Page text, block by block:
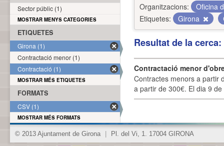
Organitzacions:
Oficina
Etiquetes:
Girona
Resultat de la
Contractació menor
Contractes menors a partir
a partir de 300€. El dia 9
Sector públic (1)
MOSTRAR MENYS CATEGORIES
ETIQUETES
Girona (1)
Contractació menor (1)
Contractació (1)
MOSTRAR MÉS ETIQUETES
FORMATS
CSV (1)
MOSTRAR MÉS FORMATS
© 2013 Ajuntament de Girona Pl. del Vi, 1. 17004 GIRONA